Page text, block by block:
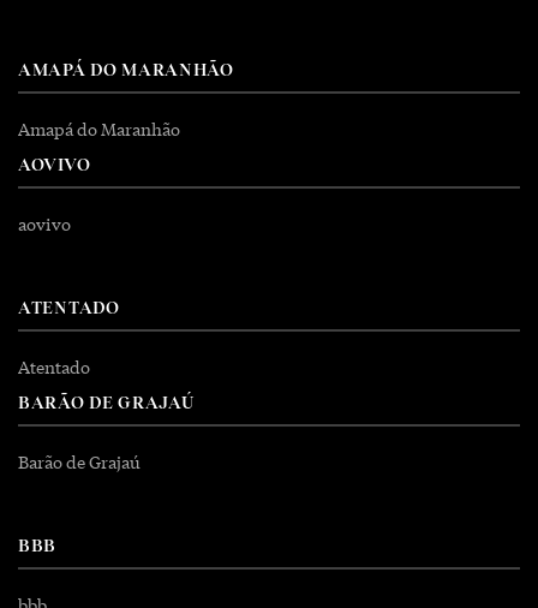
AMAPÁ DO MARANHÃO
Amapá do Maranhão
AOVIVO
aovivo
ATENTADO
Atentado
BARÃO DE GRAJAÚ
Barão de Grajaú
BBB